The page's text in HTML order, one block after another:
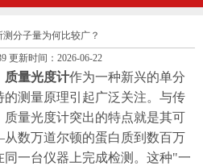
分子量为何比较广？
更新时间：2026-06-22
质量光度计作为一种新兴的单分
测量原理引起广泛关注。与传
量光度计突出的特点就是其可
数万道尔顿的蛋白质到数百万
一台仪器上完成检测。这种"一